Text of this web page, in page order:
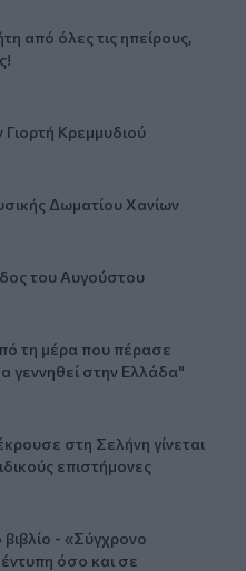
από όλες τις ηπείρους,
Κρεμμυδιού
Δωματίου Χανίων
του Αυγούστου
τη μέρα που πέρασε
γεννηθεί στην Ελλάδα"
στη Σελήνη γίνεται
επιστήμονες
- «Σύγχρονο
όσο και σε